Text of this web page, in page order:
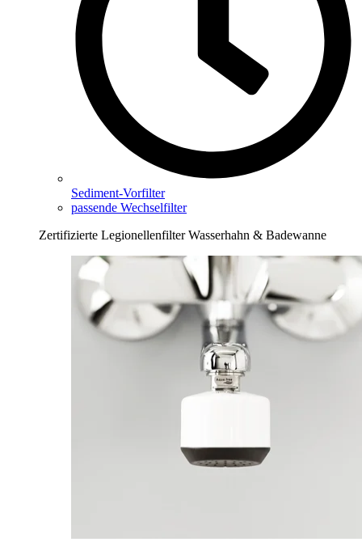
Sediment-Vorfilter
passende Wechselfilter
Zertifizierte Legionellenfilter Wasserhahn & Badewanne